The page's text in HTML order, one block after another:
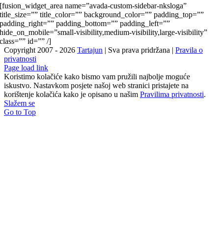
[fusion_widget_area name=”avada-custom-sidebar-nksloga”
title_size=”” title_color=”” background_color=”” padding_top=””
padding_right=”” padding_bottom=”” padding_left=””
hide_on_mobile=”small-visibility,medium-visibility,large-visibility”
class=”” id=”” /]
Copyright 2007 - 2026 Tartajun | Sva prava pridržana | Pravila o
privatnosti
Page load link
Koristimo kolačiće kako bismo vam pružili najbolje moguće
iskustvo. Nastavkom posjete našoj web stranici pristajete na
korištenje kolačića kako je opisano u našim Pravilima privatnosti.
Slažem se
Go to Top